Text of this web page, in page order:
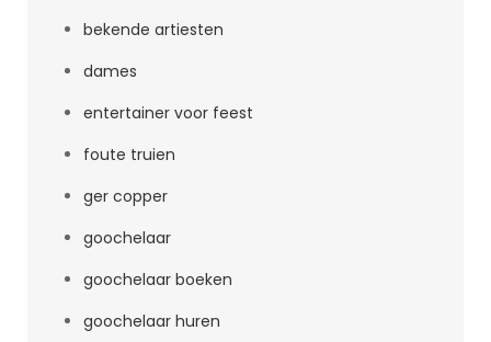
bekende artiesten
dames
entertainer voor feest
foute truien
ger copper
goochelaar
goochelaar boeken
goochelaar huren